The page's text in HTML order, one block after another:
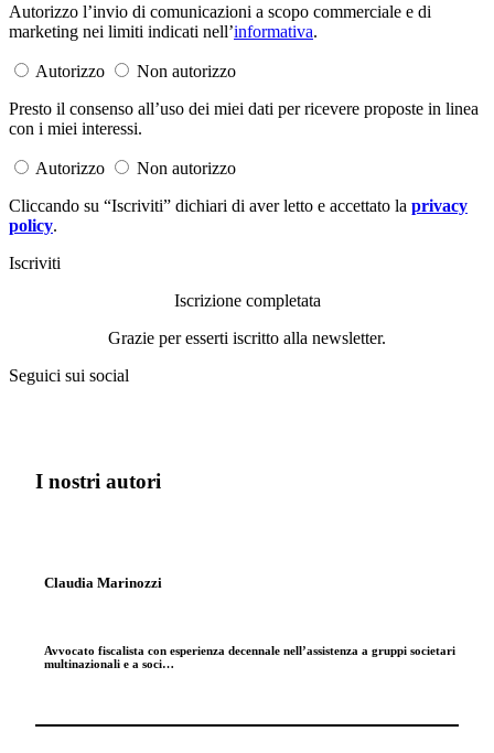
Autorizzo l’invio di comunicazioni a scopo commerciale e di
marketing nei limiti indicati nell’informativa.
Autorizzo
Non autorizzo
Presto il consenso all’uso dei miei dati per ricevere proposte in linea
con i miei interessi.
Autorizzo
Non autorizzo
Cliccando su “Iscriviti” dichiari di aver letto e accettato la privacy
policy.
Iscriviti
Iscrizione completata
Grazie per esserti iscritto alla newsletter.
Seguici sui social
I nostri autori
Claudia Marinozzi
Avvocato fiscalista con esperienza decennale nell’assistenza a gruppi societari
multinazionali e a soci…